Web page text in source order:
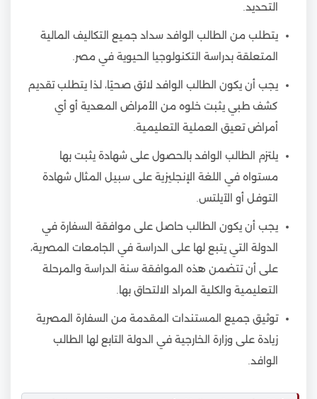
التحديد.
يتطلب من الطالب الوافد سداد جميع التكاليف المالية
المتعلقة بدراسة التكنولوجيا الحيوية في مصر.
يجب أن يكون الطالب الوافد لائق صحيًا، لذا يتطلب تقديم
كشف طبي يثبت خلوه من الأمراض المعدية أو أي
أمراض تعيق العملية التعليمية.
يلتزم الطالب الوافد بالحصول على شهادة يثبت بها
مستواه في اللغة الإنجليزية على سبيل المثال شهادة
التوفل أو الآيلتس.
يجب أن يكون الطالب حاصل على موافقة السفارة في
الدولة التي يتبع لها على الدراسة في الجامعات المصرية،
على أن تتضمن هذه الموافقة سنة الدراسة والمرحلة
التعليمية والكلية المراد الالتحاق بها.
توثيق جميع المستندات المقدمة من السفارة المصرية
زيادة على وزارة الخارجية في الدولة التابع لها الطالب
الوافد.